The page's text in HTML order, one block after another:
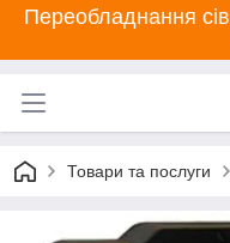
Переобладнання
Товари та послуги